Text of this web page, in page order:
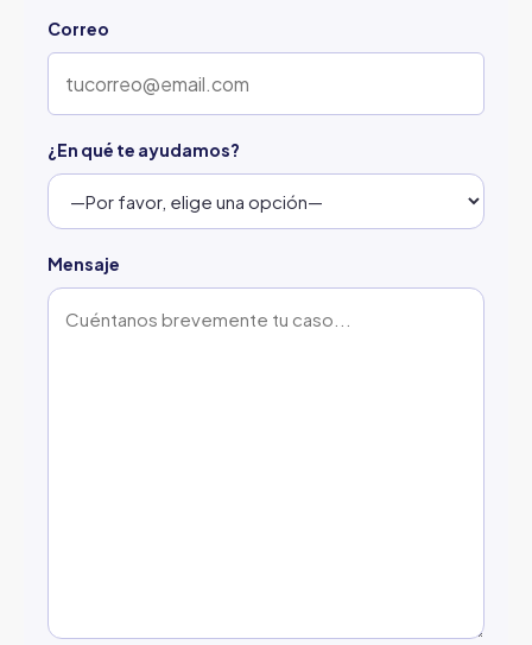
Correo
¿En qué te ayudamos?
Mensaje